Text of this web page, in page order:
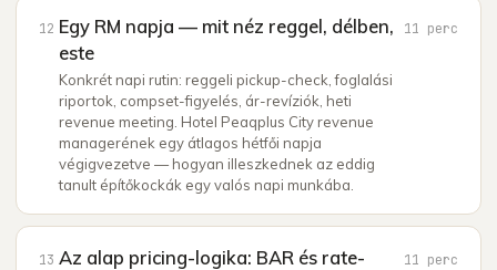
12 Egy RM napja — mit néz reggel, délben,
este
Konkrét napi rutin: reggeli pickup-check, foglalási
riportok, compset-figyelés, ár-revíziók, heti
revenue meeting. Hotel Peaqplus City revenue
managerének egy átlagos hétfői napja
végigvezetve — hogyan illeszkednek az eddig
tanult építőkockák egy valós napi munkába.
11 perc
13 Az alap pricing-logika: BAR és rate-
11 perc